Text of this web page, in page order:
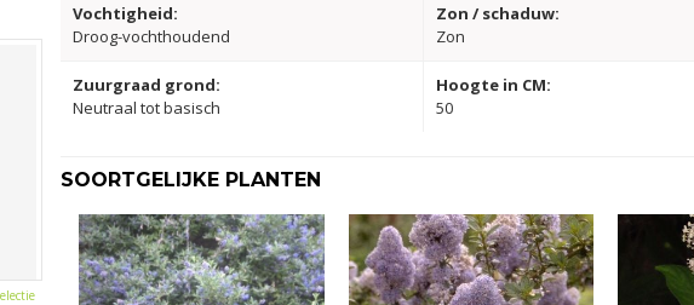
Vochtigheid:
Droog-vochthoudend
Zon / schaduw:
Zon
Zuurgraad grond:
Neutraal tot basisch
Hoogte in CM:
50
SOORTGELIJKE PLANTEN